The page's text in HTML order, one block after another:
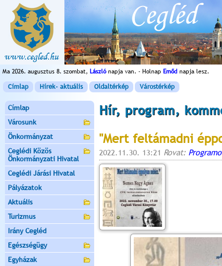
Ma 2026. augusztus 8. szombat, Lászlónapja van. - Holnap Emőd napja lesz.
Címlap Hírek- aktuális Oldaltérkép Várostérkép
Címlap
Városunk
Önkormányzat
Ceglédi Közös
Önkormányzati Hivatal
Ceglédi Járási Hivatal
Pályázatok
Aktuális
Turizmus
Irány Cegléd
Egészségügy
Egyházak
Hír, program,
"Mert feltámadni
2022.11.30. 13:21 Rovat: